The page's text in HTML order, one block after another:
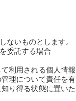
ないものとします。
委託する場合
利用される個人情報
理について責任を有
り得る状態に置いた